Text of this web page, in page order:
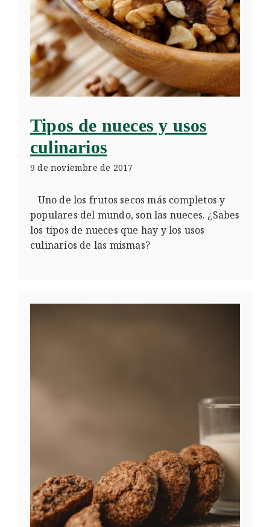
Tipos de nueces y usos
culinarios
9 de noviembre de 2017
Uno de los frutos secos más completos y
populares del mundo, son las nueces. ¿Sabes
los tipos de nueces que hay y los usos
culinarios de las mismas?